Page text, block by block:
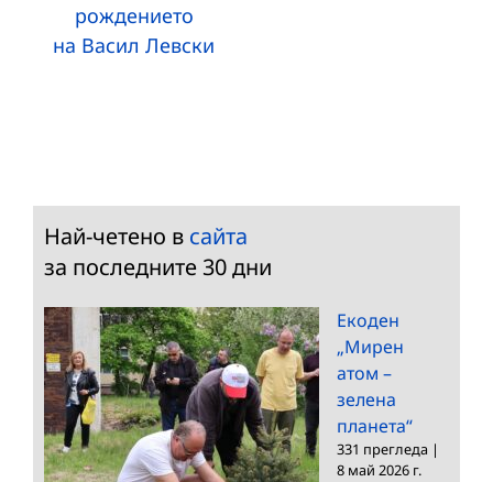
рождението
на Васил Левски
Най-четено в сайта
за последните 30 дни
Екоден
„Мирен
атом –
зелена
планета“
331 прегледа |
8 май 2026 г.